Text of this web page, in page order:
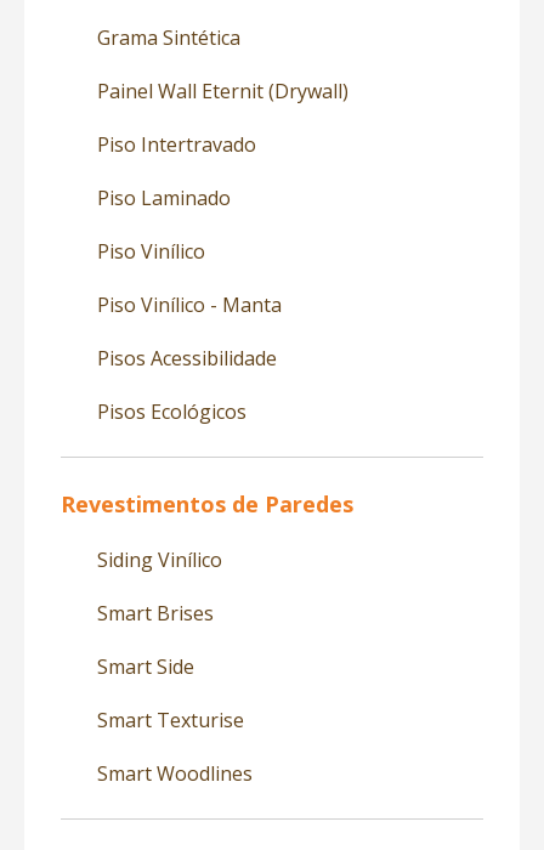
Grama Sintética
Painel Wall Eternit (Drywall)
Piso Intertravado
Piso Laminado
Piso Vinílico
Piso Vinílico - Manta
Pisos Acessibilidade
Pisos Ecológicos
Revestimentos de Paredes
Siding Vinílico
Smart Brises
Smart Side
Smart Texturise
Smart Woodlines